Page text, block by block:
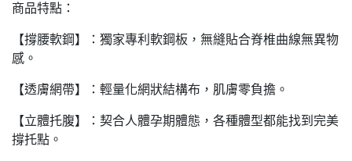
商品特點：
【撐腰軟鋼】：獨家專利軟鋼板，無縫貼合脊椎曲線無異物
感。
【透膚網帶】：輕量化網狀結構布，肌膚零負擔。
【立體托腹】：契合人體孕期體態，各種體型都能找到完美
撐托點。